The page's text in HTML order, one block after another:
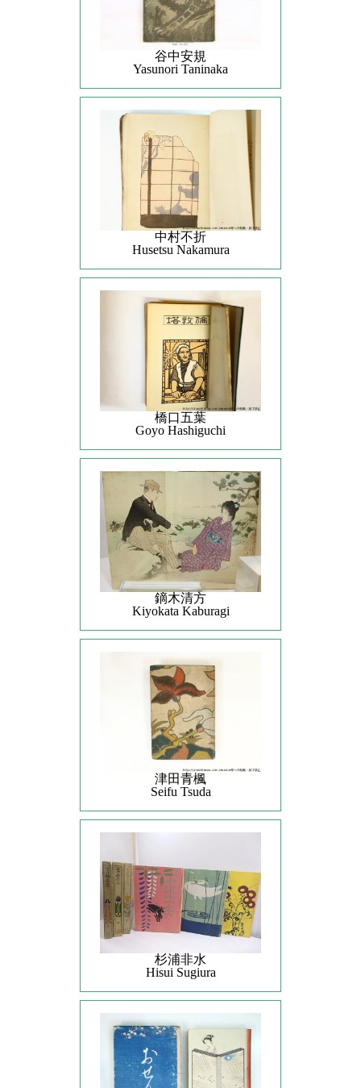
谷中安規
Yasunori Taninaka
中村不折
Husetsu Nakamura
橋口五葉
Goyo Hashiguchi
鏑木清方
Kiyokata Kaburagi
津田青楓
Seifu Tsuda
杉浦非水
Hisui Sugiura